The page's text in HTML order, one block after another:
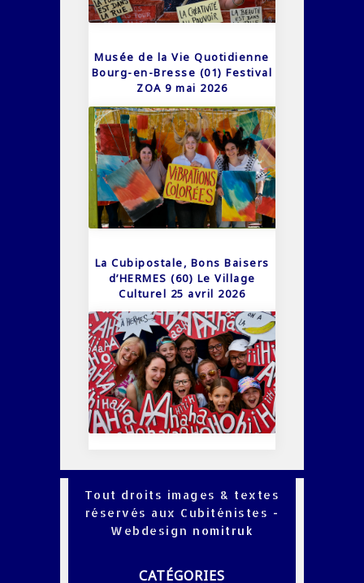
Musée de la Vie Quotidienne
Bourg-en-Bresse (01) Festival
ZOA 9 mai 2026
La Cubipostale, Bons Baisers
d’HERMES (60) Le Village
Culturel 25 avril 2026
Tout droits images & textes
réservés aux Cubiténistes -
Webdesign nomitruk
CATÉGORIES